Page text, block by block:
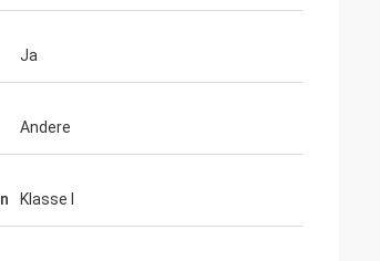
Ja
Andere
Klasse I